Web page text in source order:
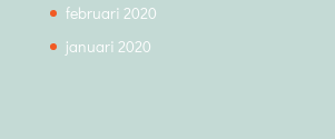
februari 2020
januari 2020